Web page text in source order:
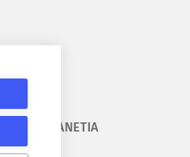
SEURAA EPANETIA